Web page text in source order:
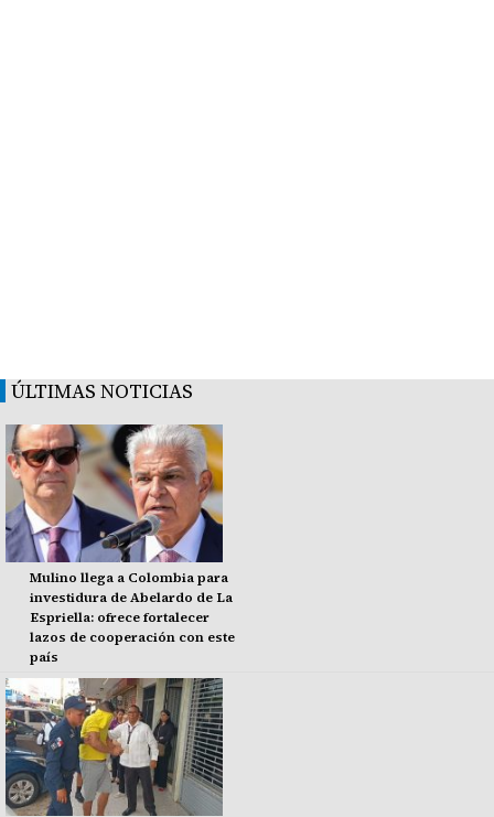
ÚLTIMAS NOTICIAS
Mulino llega a Colombia para
investidura de Abelardo de La
Espriella: ofrece fortalecer
lazos de cooperación con este
país